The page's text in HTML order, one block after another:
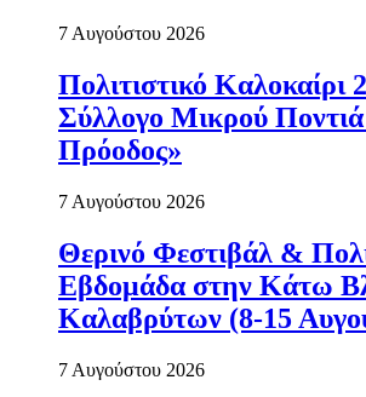
7 Αυγούστου 2026
Πολιτιστικό Καλοκαίρι
Σύλλογο Μικρού
Πρόοδος»
7 Αυγούστου 2026
Θερινό Φεστιβάλ &
Εβδομάδα στην Κάτω
Καλαβρύτων (8-15
7 Αυγούστου 2026